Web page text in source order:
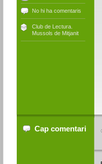
No hi ha comentaris
Club de Lectura.
Mussols de Mitjanit
Cap comentari